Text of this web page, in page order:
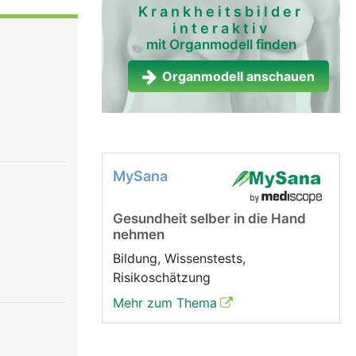
das
Krankheitsbilder
interaktiv
mit Organmodell finden
Organmodell anschauen
MySana
Gesundheit selber in die Hand
nehmen
Bildung, Wissenstests,
Risikoschätzung
Mehr zum Thema